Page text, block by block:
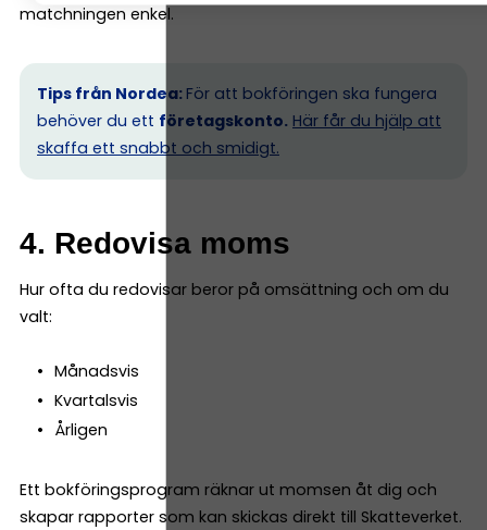
matchningen enkel.
Tips från Nordea: För att bokföringen ska fungera
behöver du ett företagskonto. Här får du hjälp att
skaffa ett snabbt och smidigt.
4. Redovisa moms
Hur ofta du redovisar beror på omsättning och om du
valt:
Månadsvis
Kvartalsvis
Årligen
Ett bokföringsprogram räknar ut momsen åt dig och
skapar rapporter som kan skickas direkt till Skatteverket.